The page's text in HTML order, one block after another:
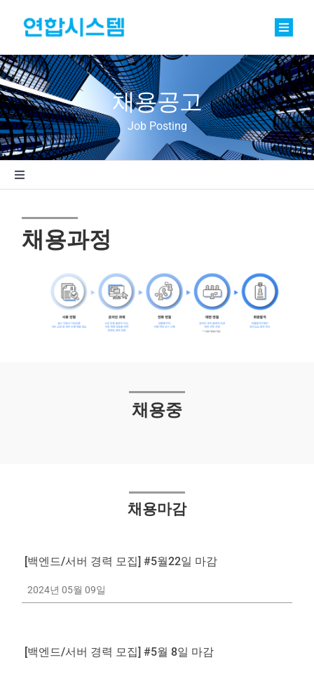
content
Toggle
정밀기계부품
베어링
바로팩토리 Basic
문의
English
채용공고
Job Posting
Toggle
인재상/기업문화
채용과정
채용중
채용마감
[백엔드/서버 경력 모집] #5월22일 마감
2024년 05월 09일
[백엔드/서버 경력 모집] #5월 8일 마감